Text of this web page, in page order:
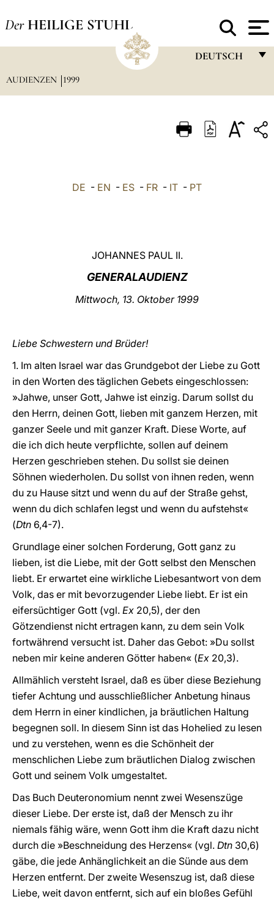
Der HEILIGE STUHL
DEUTSCH
ITALIANO
LATINE
AUDIENZEN 1999
DE - EN - ES - FR - IT - PT
JOHANNES PAUL II.
GENERALAUDIENZ
Mittwoch, 13. Oktober 1999
Liebe Schwestern und Brüder!
1. Im alten Israel war das Grundgebot der Liebe zu Gott
in den Worten des täglichen Gebets eingeschlossen:
»Jahwe, unser Gott, Jahwe ist einzig. Darum sollst du
den Herrn, deinen Gott, lieben mit ganzem Herzen, mit
ganzer Seele und mit ganzer Kraft. Diese Worte, auf
die ich dich heute verpflichte, sollen auf deinem
Herzen geschrieben stehen. Du sollst sie deinen
Söhnen wiederholen. Du sollst von ihnen reden, wenn
du zu Hause sitzt und wenn du auf der Straße gehst,
wenn du dich schlafen legst und wenn du aufstehst«
(Dtn 6,4-7).
Grundlage einer solchen Forderung, Gott ganz zu
lieben, ist die Liebe, mit der Gott selbst den Menschen
liebt. Er erwartet eine wirkliche Liebesantwort von dem
Volk, das er mit bevorzugender Liebe liebt. Er ist ein
eifersüchtiger Gott (vgl. Ex 20,5), der den
Götzendienst nicht ertragen kann, zu dem sein Volk
fortwährend versucht ist. Daher das Gebot: »Du sollst
neben mir keine anderen Götter haben« (Ex 20,3).
Allmählich versteht Israel, daß es über diese Beziehung
tiefer Achtung und ausschließlicher Anbetung hinaus
dem Herrn in einer kindlichen, ja bräutlichen Haltung
begegnen soll. In diesem Sinn ist das Hohelied zu lesen
und zu verstehen, wenn es die Schönheit der
menschlichen Liebe zum bräutlichen Dialog zwischen
Gott und seinem Volk umgestaltet.
Das Buch Deuteronomium nennt zwei Wesenszüge
dieser Liebe. Der erste ist, daß der Mensch zu ihr
niemals fähig wäre, wenn Gott ihm die Kraft dazu nicht
durch die »Beschneidung des Herzens« (vgl. Dtn 30,6)
gäbe, die jede Anhänglichkeit an die Sünde aus dem
Herzen entfernt. Der zweite Wesenszug ist, daß diese
Liebe, weit davon entfernt, sich auf ein bloßes Gefühl